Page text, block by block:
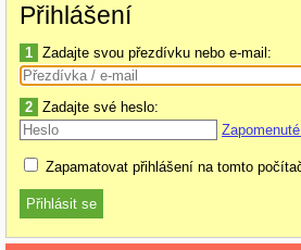
Přihlášení
1 Zadajte svou přezdívku nebo e-mail:
2 Zadajte své heslo:
Zapamatovat přihlášení na tomto